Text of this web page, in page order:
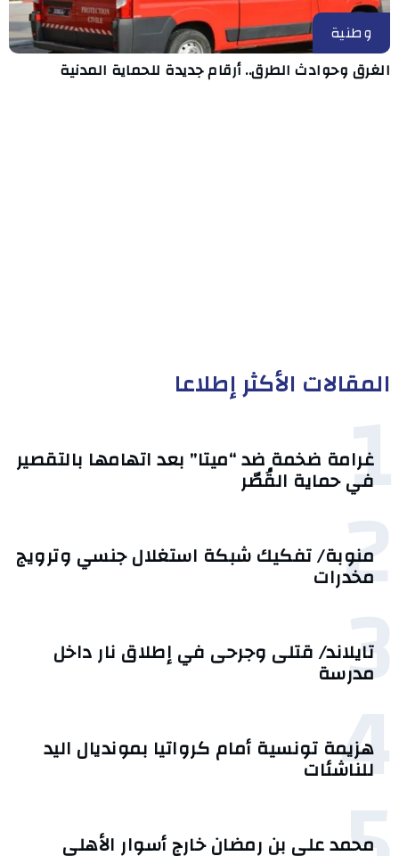
وطنية
الغرق وحوادث الطرق.. أرقام جديدة للحماية المدنية
المقالات الأكثر إطلاعا
1
غرامة ضخمة ضد “ميتا” بعد اتهامها بالتقصير
في حماية القُصّر
2
منوبة/ تفكيك شبكة استغلال جنسي وترويج
مخدرات
3
تايلاند/ قتلى وجرحى في إطلاق نار داخل
مدرسة
4
هزيمة تونسية أمام كرواتيا بمونديال اليد
للناشئات
محمد علي بن رمضان خارج أسوار الأهلي